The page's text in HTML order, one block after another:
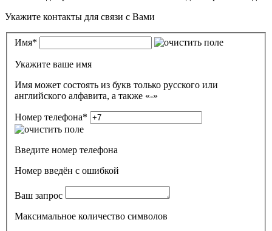
Укажите контакты для связи с Вами
Имя*
Укажите ваше имя
Имя может состоять из букв только русского или
английского алфавита, а также «-»
Номер телефона*
Введите номер телефона
Номер введён c ошибкой
Ваш запрос
Максимальное количество символов